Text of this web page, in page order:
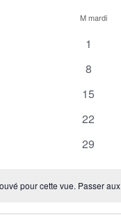
Mmardi
0
1
0
8
0
15
0
22
0
29
pour cette vue. Passer aux